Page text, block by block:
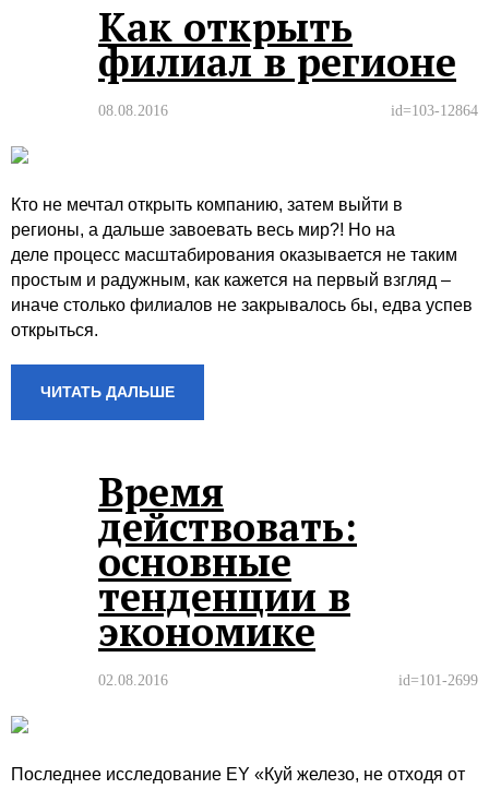
Как открыть
филиал в регионе
08.08.2016 id=103-12864
Кто не мечтал открыть компанию, затем выйти в
регионы, а дальше завоевать весь мир?! Но на
деле процесс масштабирования оказывается не таким
простым и радужным, как кажется на первый взгляд –
иначе столько филиалов не закрывалось бы, едва успев
открыться.
ЧИТАТЬ ДАЛЬШЕ
Время
действовать:
основные
тенденции в
экономике
02.08.2016 id=101-2699
Последнее исследование EY «Куй железо, не отходя от